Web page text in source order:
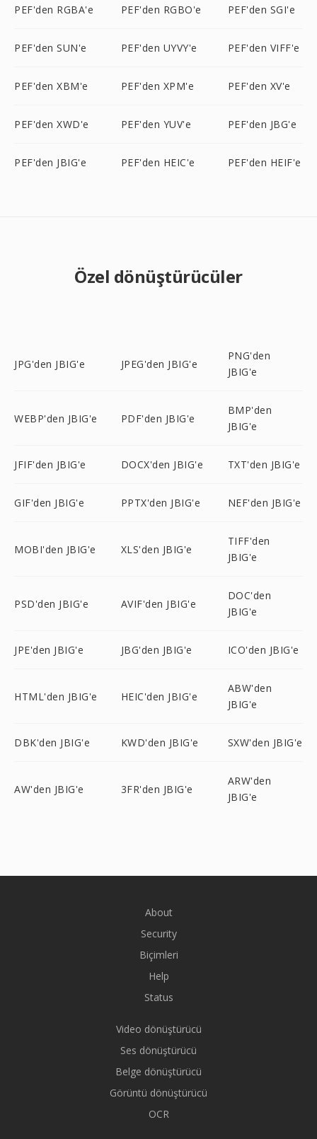
PEF'den RGBA'e PEF'den RGBO'e PEF'den SGI'e
PEF'den SUN'e PEF'den UYVY'e PEF'den VIFF'e
PEF'den XBM'e PEF'den XPM'e PEF'den XV'e
PEF'den XWD'e PEF'den YUV'e PEF'den JBG'e
PEF'den JBIG'e PEF'den HEIC'e PEF'den HEIF'e
Özel dönüştürücüler
JPG'den JBIG'e JPEG'den JBIG'e
PNG'den
JBIG'e
WEBP'den JBIG'e PDF'den JBIG'e
BMP'den
JBIG'e
JFIF'den JBIG'e DOCX'den JBIG'e TXT'den JBIG'e
GIF'den JBIG'e PPTX'den JBIG'e NEF'den JBIG'e
MOBI'den JBIG'e XLS'den JBIG'e
TIFF'den
JBIG'e
PSD'den JBIG'e AVIF'den JBIG'e
DOC'den
JBIG'e
JPE'den JBIG'e JBG'den JBIG'e ICO'den JBIG'e
HTML'den JBIG'e HEIC'den JBIG'e
ABW'den
JBIG'e
DBK'den JBIG'e KWD'den JBIG'e SXW'den JBIG'e
AW'den JBIG'e 3FR'den JBIG'e
ARW'den
JBIG'e
About
Security
Biçimleri
Help
Status
Video dönüştürücü
Ses dönüştürücü
Belge dönüştürücü
Görüntü dönüştürücü
OCR